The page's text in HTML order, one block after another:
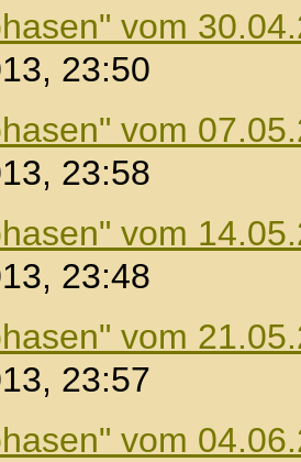
vom
23:50
vom
23:58
vom
23:48
vom
23:57
vom